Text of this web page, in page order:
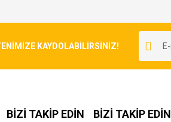
KAYDOLABİLİRSİNİZ!
BİZİ TAKİP EDİN BİZİ TAKİP EDİN